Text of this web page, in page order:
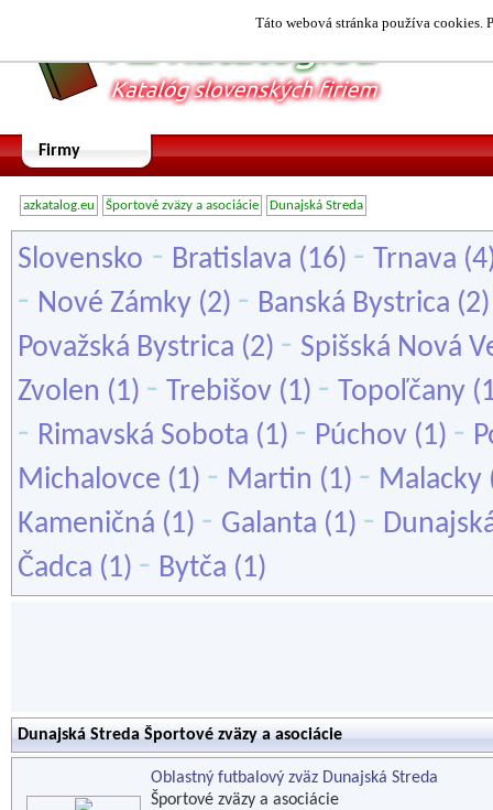
Táto webová stránka používa cookies.
Firmy
azkatalog.eu Športové zväzy a asociácie Dunajská Streda
Slovensko - Bratislava (16) - Trnava
- Nové Zámky (2) - Banská Bystrica
Považská Bystrica (2) - Spišská Nová
Zvolen (1) - Trebišov (1) - Topoľčany
- Rimavská Sobota (1) - Púchov (1) -
Michalovce (1) - Martin (1) - Malacky
Kameničná (1) - Galanta (1) -
Čadca (1) - Bytča (1)
Dunajská Streda Športové zväzy a asociácie
Oblastný futbalový zväz Dunajská Streda
Športové zväzy a asociácie